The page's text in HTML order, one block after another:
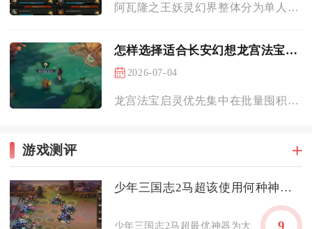
阿瓦隆之王妖灵幻界整体分为单人讨伐小怪、联盟集结攻坚名城、暗...
怎样选择适合长安幻想龙宫法宝启灵的时间
2026-07-04
龙宫法宝启灵优先集中在批量囤积足量蕴灵珠、解锁法宝伴生槽位且...
游戏测评
少年三国志2马超该使用何种神器才能更好
少年三国志2马超最优神器为大夏龙雀刀，
9